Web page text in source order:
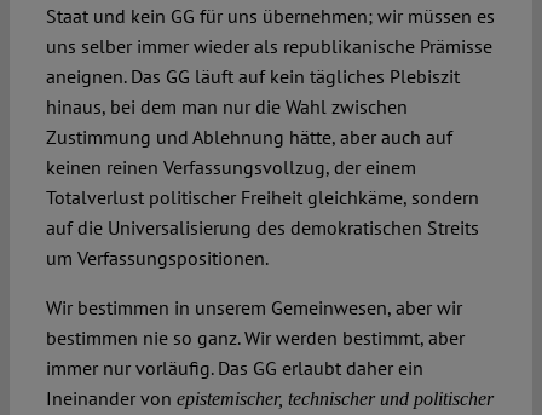
Staat und kein GG für uns übernehmen; wir müssen es
uns selber immer wieder als republikanische Prämisse
aneignen. Das GG läuft auf kein tägliches Plebiszit
hinaus, bei dem man nur die Wahl zwischen
Zustimmung und Ablehnung hätte, aber auch auf
keinen reinen Verfassungsvollzug, der einem
Totalverlust politischer Freiheit gleichkäme, sondern
auf die Universalisierung des demokratischen Streits
um Verfassungspositionen.
Wir bestimmen in unserem Gemeinwesen, aber wir
bestimmen nie so ganz. Wir werden bestimmt, aber
immer nur vorläufig. Das GG erlaubt daher ein
Ineinander von epistemischer, technischer und politischer